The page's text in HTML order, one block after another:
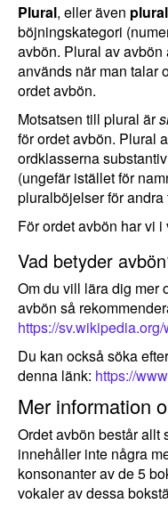
Plural, eller även
böjningskategori
avbön. Plural av
används när man talar
ordet avbön.
Motsatsen till plural är
för ordet avbön. Plural
ordklasserna
(ungefär istället för
pluralböjelser för andra
För ordet avbön har vi i
Vad betyder
Om du vill lära dig mer
avbön så
https://
Du kan också söka
denna länk: https://
Mer information
Ordet avbön består allt
innehåller inte några
konsonanter av de 5
vokaler av dessa